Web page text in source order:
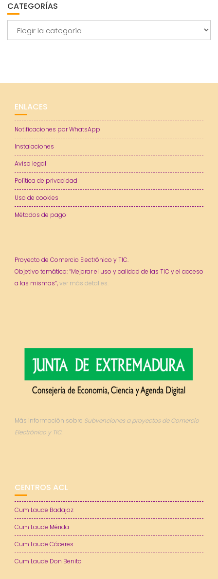
CATEGORÍAS
ENLACES
Notificaciones por WhatsApp
Instalaciones
Aviso legal
Política de privacidad
Uso de cookies
Métodos de pago
Proyecto de Comercio Electrónico y TIC.
Objetivo temático: “Mejorar el uso y calidad de las TIC y el acceso
a las mismas”,ver más detalles.
Más información sobre Subvenciones a proyectos de Comercio
Electrónico y TIC.
CENTROS ACL
Cum Laude Badajoz
Cum Laude Mérida
Cum Laude Cáceres
Cum Laude Don Benito